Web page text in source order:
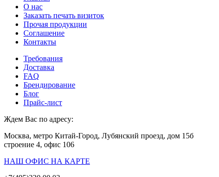
О нас
Заказать печать визиток
Прочая продукции
Соглашение
Контакты
Требования
Доставка
FAQ
Брендирование
Блог
Прайс-лист
Ждем Вас по адресу:
Москва, метро Китай-Город, Лубянский проезд, дом 15б
строение 4, офис 106
НАШ ОФИС НА КАРТЕ